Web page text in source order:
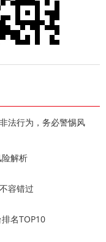
法行为，务必警惕风
解析
容错过
名TOP10